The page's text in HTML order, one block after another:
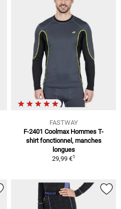
FASTWAY
F-2401 Coolmax Hommes T-
shirt fonctionnel, manches
longues
29,99 €1